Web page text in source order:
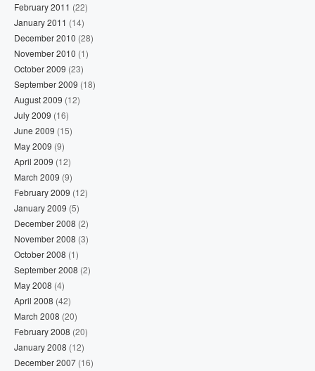
February 2011 (22)
January 2011 (14)
December 2010 (28)
November 2010 (1)
October 2009 (23)
September 2009 (18)
August 2009 (12)
July 2009 (16)
June 2009 (15)
May 2009 (9)
April 2009 (12)
March 2009 (9)
February 2009 (12)
January 2009 (5)
December 2008 (2)
November 2008 (3)
October 2008 (1)
September 2008 (2)
May 2008 (4)
April 2008 (42)
March 2008 (20)
February 2008 (20)
January 2008 (12)
December 2007 (16)